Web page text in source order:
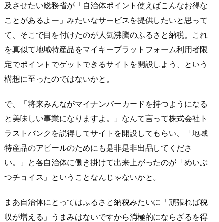
及させたい総務省が「自治体ポイント使えばこんなお得な
ことがあるよー」みたいなサービスを提供したいと思って
て、そこで目を付けたのが人気沸騰のふるさと納税。これ
を真似て地域特産品をマイキープラットフォーム利用者限
定でポイントでゲットできるサイトを開設しよう、という
構想に至ったのではないかと。
で、「将来みんながマイナンバーカードを持つようになる
と美味しい事業になりますよ。」なんて言って株式会社ト
ラストバンクを説得してサイトを開設してもらい、「地域
特産品のアピールのためにも是非是非出品してくださ
い。」と各自治体に働き掛けて出来上がったのが「めいぶ
つチョイス」ということなんじゃないかと。
まあ自治体にとってはふるさと納税みたいに「頑張れば税
収が増える」うまみはないですから消極的にならざるを得